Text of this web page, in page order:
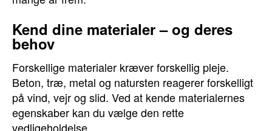
Kend dine materialer – og deres
behov
Forskellige materialer kræver forskellig pleje.
Beton, træ, metal og natursten reagerer forskelligt
på vind, vejr og slid. Ved at kende materialernes
egenskaber kan du vælge den rette
vedligeholdelse.